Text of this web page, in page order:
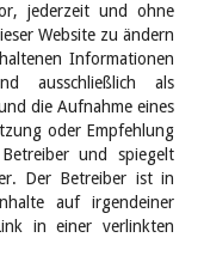
jederzeit und ohne
Website zu ändern
Informationen
ausschließlich als
die Aufnahme eines
oder Empfehlung
und spiegelt
Der Betreiber ist in
auf irgendeiner
in einer verlinkten